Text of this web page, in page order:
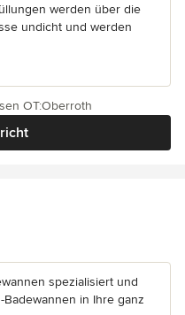
werden über die
undicht und werden
OT:Oberroth
von 5 Sternen
spezialisiert und
in Ihre ganz